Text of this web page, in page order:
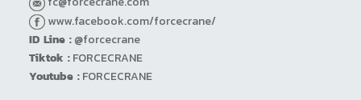
www.facebook.com/forcecrane/
ID Line :@forcecrane
Tiktok :FORCECRANE
Youtube :FORCECRANE